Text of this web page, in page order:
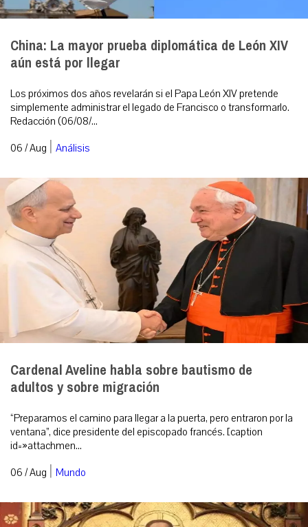
China: La mayor prueba diplomática de León XIV
aún está por llegar
Los próximos dos años revelarán si el Papa León XIV pretende
simplemente administrar el legado de Francisco o transformarlo.
Redacción (06/08/...
06 / Aug | Análisis
Cardenal Aveline habla sobre bautismo de
adultos y sobre migración
“Preparamos el camino para llegar a la puerta, pero entraron por la
ventana”, dice presidente del episcopado francés. [caption
id=»attachmen...
06 / Aug | Mundo